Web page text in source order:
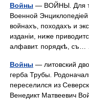
Войны — ВОЙНЫ. Для
Военной
войнахъ, походахъ и
изданіи, ниже
алфавит. порядкѣ,
Войны — литовский
герба Трубы.
переселился из
Венедикт Матвеевич